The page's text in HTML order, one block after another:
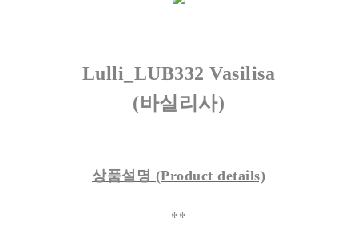
Lulli_LUB332 Vasilisa
(바실리사)
상품설명 (Product details)
**